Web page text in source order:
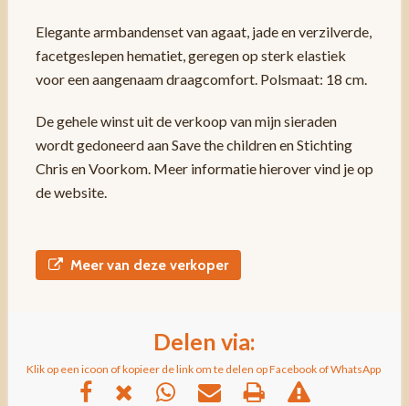
Elegante armbandenset van agaat, jade en verzilverde,
facetgeslepen hematiet, geregen op sterk elastiek
voor een aangenaam draagcomfort. Polsmaat: 18 cm.
De gehele winst uit de verkoop van mijn sieraden
wordt gedoneerd aan Save the children en Stichting
Chris en Voorkom. Meer informatie hierover vind je op
de website.
Meer van deze verkoper
Delen via:
Klik op een icoon of kopieer de link om te delen op Facebook of WhatsApp